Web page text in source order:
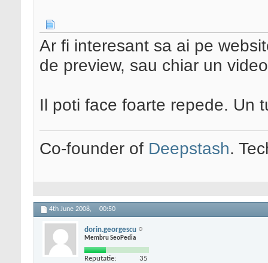
Ar fi interesant sa ai pe
de preview, sau chiar un
Il poti face foarte repede. Un
Co-founder of Deepstash.
4th June 2008, 00:50
dorin.georgescu
Membru SeoPedia
Reputatie: 35